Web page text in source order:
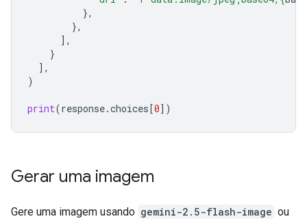
},
},
],
}
],
)
print(response.choices[0])
Gerar uma imagem
Gere uma imagem usando gemini-2.5-flash-image ou